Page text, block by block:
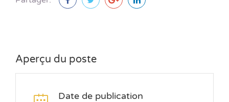
Aperçu du poste
Date de publication